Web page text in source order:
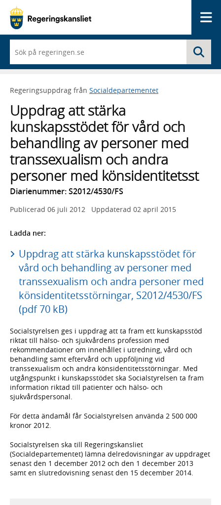
du
börjar
skriva
framträder
lista
med
sökförslag
Regeringsuppdrag från Socialdepartementet
Uppdrag att stärka
kunskapsstödet för vård och
behandling av personer med
transsexualism och andra
personer med könsidentitetsst
Diarienummer: S2012/4530/FS
Publicerad 06 juli 2012 Uppdaterad 02 april 2015
Ladda ner:
Uppdrag att stärka kunskapsstödet för
vård och behandling av personer med
transsexualism och andra personer med
könsidentitetsstörningar, S2012/4530/FS
(pdf 70 kB)
Socialstyrelsen ges i uppdrag att ta fram ett kunskapsstöd
riktat till hälso- och sjukvårdens profession med
rekommendationer om innehållet i utredning, vård och
behandling samt eftervård och uppföljning vid
transsexualism och andra könsidentitetsstörningar. Med
utgångspunkt i kunskapsstödet ska Socialstyrelsen ta fram
information riktad till patienter och hälso- och
sjukvårdspersonal.
För detta ändamål får Socialstyrelsen använda 2 500 000
kronor 2012.
Socialstyrelsen ska till Regeringskansliet
(Socialdepartementet) lämna delredovisningar av uppdraget
senast den 1 december 2012 och den 1 december 2013
samt en slutredovisning senast den 15 december 2014.